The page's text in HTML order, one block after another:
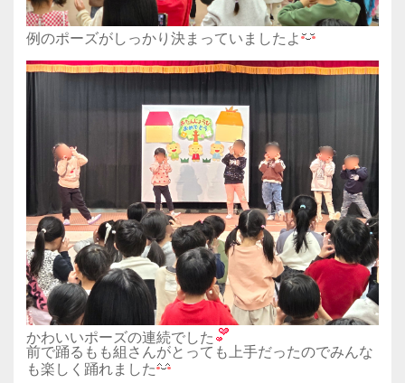
例のポーズがしっかり決まっていましたよ
かわいいポーズの連続でした
前で踊るもも組さんがとっても上手だったのでみんな
も楽しく踊れました